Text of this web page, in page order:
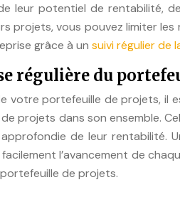
leur potentiel de rentabilité,
projets, vous pouvez limiter
grâce à un suivi régulier de
régulière du
votre portefeuille de projets, il
projets dans son ensemble.
de leur rentabilité.
l’avancement de
de projets.